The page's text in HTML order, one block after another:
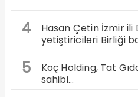
4
Hasan Çetin İzmir ili
yetiştiricileri Birliği
5
Koç Holding, Tat
sahibi…